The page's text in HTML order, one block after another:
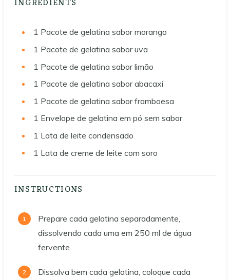
INGREDIENTS
1 Pacote de gelatina sabor morango
1 Pacote de gelatina sabor uva
1 Pacote de gelatina sabor limão
1 Pacote de gelatina sabor abacaxi
1 Pacote de gelatina sabor framboesa
1 Envelope de gelatina em pó sem sabor
1 Lata de leite condensado
1 Lata de creme de leite com soro
INSTRUCTIONS
Prepare cada gelatina separadamente,
dissolvendo cada uma em 250 ml de água
fervente.
Dissolva bem cada gelatina, coloque cada